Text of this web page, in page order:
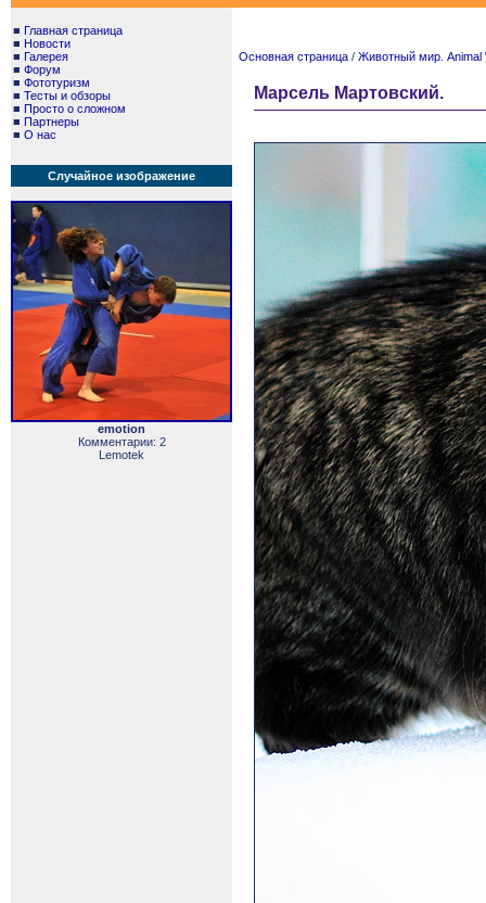
■ Главная страница
■ Новости
■ Галерея
■ Форум
■ Фототуризм
■ Тесты и обзоры
■ Просто о сложном
■ Партнеры
■ О нас
Случайное изображение
emotion
Комментарии: 2
Lemotek
Основная страница / Животный мир. Animal
Марсель Мартовский.